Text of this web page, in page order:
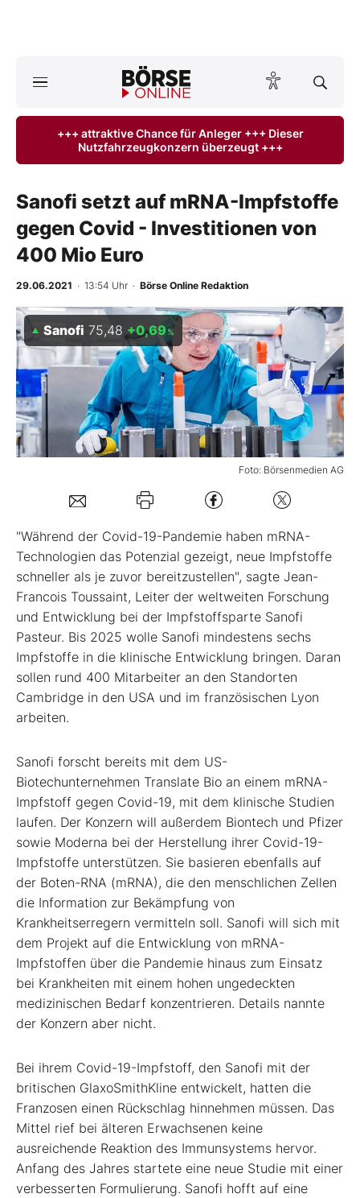
ktuelle Ausgabe BÖRSE ONLINE lesen
Anlageprodukte
Finanz-Check
BO-Musterdepots
Experten
Mein B:O
Mein Konto
Folgen Sie uns
Kontakt
+++ attraktive Chance für Anleger +++ Dieser
Nutzfahrzeugkonzern überzeugt +++
Sanofi setzt auf mRNA-Impfstoffe
gegen Covid - Investitionen von
400 Mio Euro
29.06.2021 · 13:54 Uhr · Börse Online Redaktion
Foto: Börsenmedien AG
Sanofi 75,48 +0,69 %
"Während der Covid-19-Pandemie haben mRNA-
Technologien das Potenzial gezeigt, neue Impfstoffe
schneller als je zuvor bereitzustellen", sagte Jean-
Francois Toussaint, Leiter der weltweiten Forschung
und Entwicklung bei der Impfstoffsparte Sanofi
Pasteur. Bis 2025 wolle Sanofi mindestens sechs
Impfstoffe in die klinische Entwicklung bringen. Daran
sollen rund 400 Mitarbeiter an den Standorten
Cambridge in den USA und im französischen Lyon
arbeiten.
Sanofi forscht bereits mit dem US-
Biotechunternehmen Translate Bio an einem mRNA-
Impfstoff gegen Covid-19, mit dem klinische Studien
laufen. Der Konzern will außerdem Biontech und Pfizer
sowie Moderna bei der Herstellung ihrer Covid-19-
Impfstoffe unterstützen. Sie basieren ebenfalls auf
der Boten-RNA (mRNA), die den menschlichen Zellen
die Information zur Bekämpfung von
Krankheitserregern vermitteln soll. Sanofi will sich mit
dem Projekt auf die Entwicklung von mRNA-
Impfstoffen über die Pandemie hinaus zum Einsatz
bei Krankheiten mit einem hohen ungedeckten
medizinischen Bedarf konzentrieren. Details nannte
der Konzern aber nicht.
Bei ihrem Covid-19-Impfstoff, den Sanofi mit der
britischen GlaxoSmithKline entwickelt, hatten die
Franzosen einen Rückschlag hinnehmen müssen. Das
Mittel rief bei älteren Erwachsenen keine
ausreichende Reaktion des Immunsystems hervor.
Anfang des Jahres startete eine neue Studie mit einer
verbesserten Formulierung. Sanofi hofft auf eine